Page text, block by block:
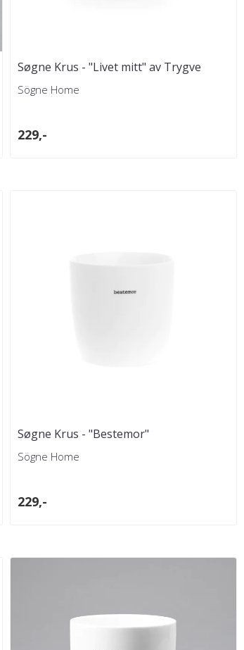
Søgne Krus - "Livet mitt" av Trygve
Skaug
Sögne Home
229,-
Søgne Krus - "Bestemor"
Sögne Home
229,-